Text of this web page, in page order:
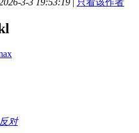
3-3 19:53:19 只看该作者
反对